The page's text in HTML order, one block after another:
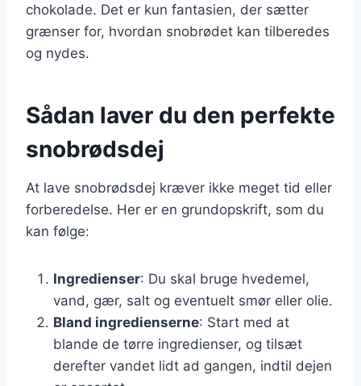
chokolade. Det er kun fantasien, der sætter
grænser for, hvordan snobrødet kan tilberedes
og nydes.
Sådan laver du den perfekte
snobrødsdej
At lave snobrødsdej kræver ikke meget tid eller
forberedelse. Her er en grundopskrift, som du
kan følge:
Ingredienser: Du skal bruge hvedemel,
vand, gær, salt og eventuelt smør eller olie.
Bland ingredienserne: Start med at
blande de tørre ingredienser, og tilsæt
derefter vandet lidt ad gangen, indtil dejen